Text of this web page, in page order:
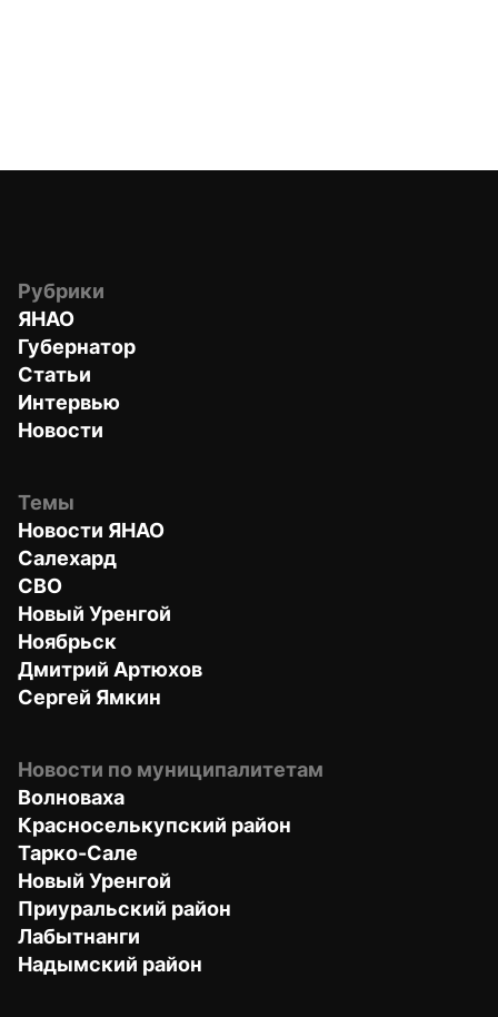
Рубрики
ЯНАО
Губернатор
Статьи
Интервью
Новости
Темы
Новости ЯНАО
Салехард
СВО
Новый Уренгой
Ноябрьск
Дмитрий Артюхов
Сергей Ямкин
Новости по муниципалитетам
Волноваха
Красноселькупский район
Тарко-Сале
Новый Уренгой
Приуральский район
Лабытнанги
Надымский район